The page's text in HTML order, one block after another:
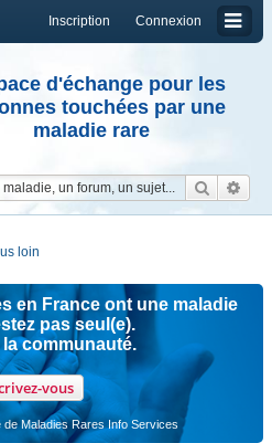
Connexion
Inscription
d'échange pour les
touchées par une
maladie rare
loin
en France ont une maladie
pas seul(e).
la communauté.
vous
Maladies Rares Info Services